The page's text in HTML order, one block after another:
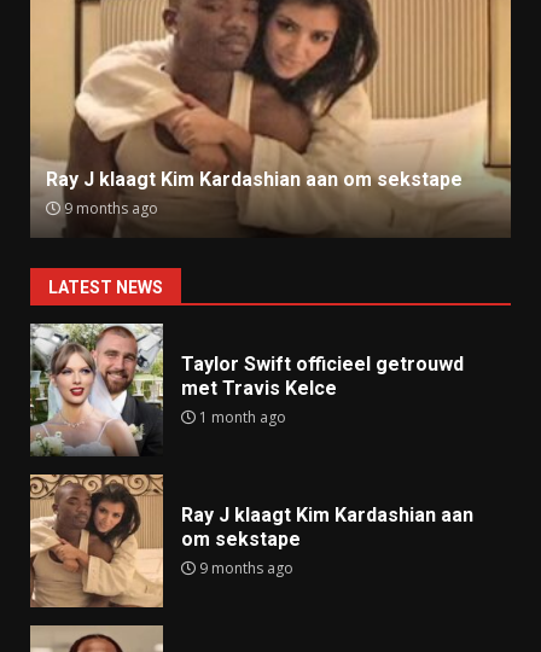
Ray J klaagt Kim Kardashian aan om sekstape
9 months ago
LATEST NEWS
Taylor Swift officieel getrouwd
met Travis Kelce
1 month ago
Ray J klaagt Kim Kardashian aan
om sekstape
9 months ago